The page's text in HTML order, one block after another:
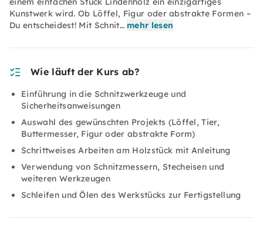
Kunstwerk wird. Ob Löffel, Figur oder abstrakte Formen –
Du entscheidest! Mit Schnit… mehr lesen
Wie läuft der Kurs ab?
Einführung in die Schnitzwerkzeuge und
Sicherheitsanweisungen
Auswahl des gewünschten Projekts (Löffel, Tier,
Buttermesser, Figur oder abstrakte Form)
Schrittweises Arbeiten am Holzstück mit Anleitung
Verwendung von Schnitzmessern, Stecheisen und
weiteren Werkzeugen
Schleifen und Ölen des Werkstücks zur Fertigstellung